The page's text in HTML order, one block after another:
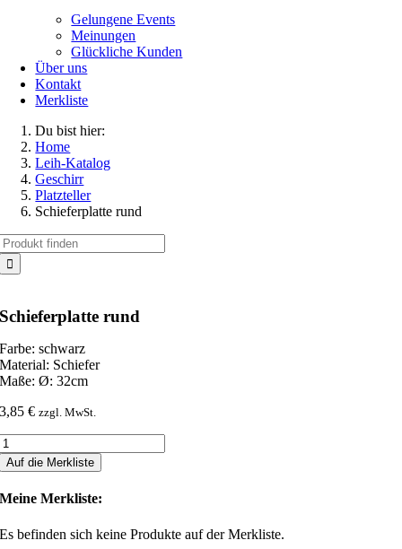
Gelungene Events
Meinungen
Glückliche Kunden
Über uns
Kontakt
Merkliste
Du bist hier:
Home
Leih-Katalog
Geschirr
Platzteller
Schieferplatte rund
Schieferplatte rund
Farbe: schwarz
Material: Schiefer
Maße: Ø: 32cm
3,85€ zzgl. MwSt.
Auf die Merkliste
Meine Merkliste:
Es befinden sich keine Produkte auf der Merkliste.